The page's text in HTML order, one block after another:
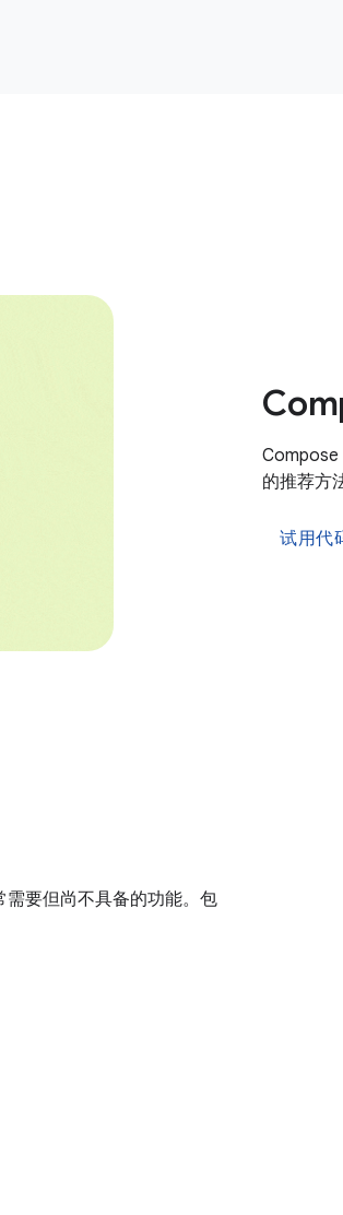
Compose
的推荐方
试用代
需要但尚不具备的功能。包